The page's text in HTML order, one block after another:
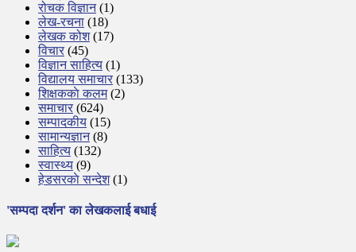
रोचक विज्ञान(1)
लेख-रचना (18)
लेखक कोश(17)
विचार (45)
विज्ञान साहित्य (1)
विद्यालय समाचार (133)
शिक्षककाे कलम(2)
समाचार (624)
सम्पादकीय (15)
सामान्यज्ञान(8)
साहित्य (132)
स्वास्थ्य (9)
हेडसरकाे सन्देश(1)
'सम्पदा दर्शन' का लेखकलाई बधाई